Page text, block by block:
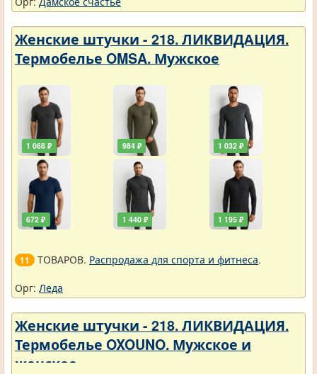
Женские штучки - 218. ЛИКВИДАЦИЯ.
Термобелье OMSA. Мужское
1 068 ₽
672 ₽
984 ₽
1 440 ₽
1 032 ₽
1 195 ₽
11 ТОВАРОВ. Распродажа для спорта и фитнеса.
Орг: Леда
Женские штучки - 218. ЛИКВИДАЦИЯ.
Термобелье OXOUNO. Мужское и
женское